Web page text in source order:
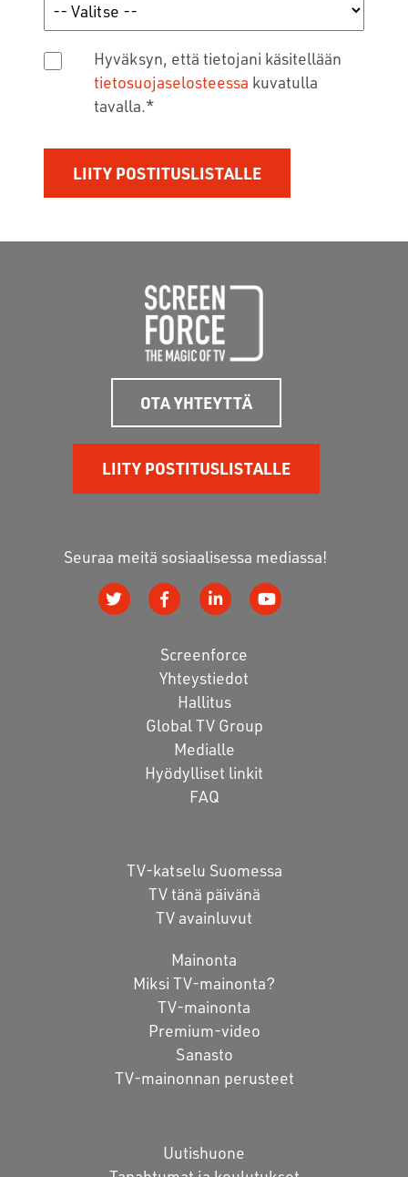
Hyväksyn, että tietojani käsitellään
tietosuojaselosteessa kuvatulla
tavalla.*
OTA YHTEYTTÄ
LIITY POSTITUSLISTALLE
Seuraa meitä sosiaalisessa mediassa!
Screenforce
Yhteystiedot
Hallitus
Global TV Group
Medialle
Hyödylliset linkit
FAQ
TV-katselu Suomessa
TV tänä päivänä
TV avainluvut
Mainonta
Miksi TV-mainonta?
TV-mainonta
Premium-video
Sanasto
TV-mainonnan perusteet
Uutishuone